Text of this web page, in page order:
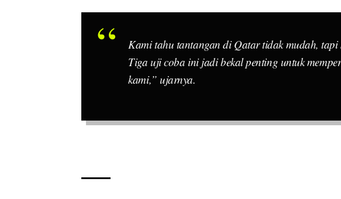
Kami tahu tantangan di Qatar tidak mudah,
Tiga uji coba ini jadi bekal penting untuk
kami,” ujarnya.